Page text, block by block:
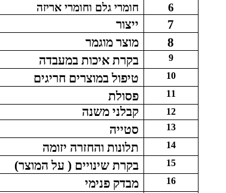
6 חומרי גלם וחומרי אריזה
7
ייצור
8
מוצר מוגמר
9 בקרת איכות במעבדה
10 טיפול במוצרים חריגים
11 פסולת
12 קבלני משנה
13 סטייה
14 תלונות והחזרה יזומה
15 בקרת שינויים ( על המוצר)
16 מבדק פנימי